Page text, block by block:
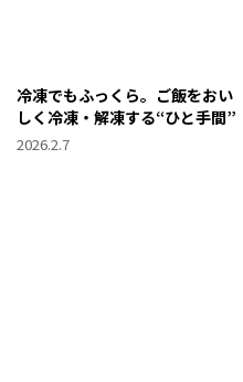
冷凍でもふっくら。ご飯をおい
しく冷凍・解凍する“ひと手間”
2026.2.7